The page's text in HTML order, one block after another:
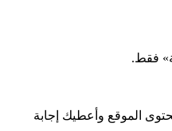
فقط.
الموقع وأعطيك إجابة